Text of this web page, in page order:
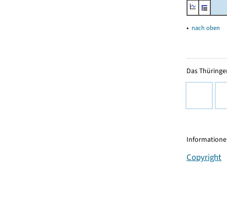
▴ nach oben
Das
Copyright